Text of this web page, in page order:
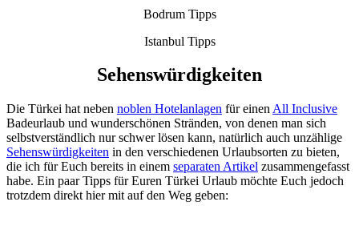
Bodrum Tipps
Istanbul Tipps
Sehenswürdigkeiten
Die Türkei hat neben noblen Hotelanlagen für einen All Inclusive
Badeurlaub und wunderschönen Stränden, von denen man sich
selbstverständlich nur schwer lösen kann, natürlich auch unzählige
Sehenswürdigkeiten in den verschiedenen Urlaubsorten zu bieten,
die ich für Euch bereits in einem separaten Artikel zusammengefasst
habe. Ein paar Tipps für Euren Türkei Urlaub möchte Euch jedoch
trotzdem direkt hier mit auf den Weg geben: